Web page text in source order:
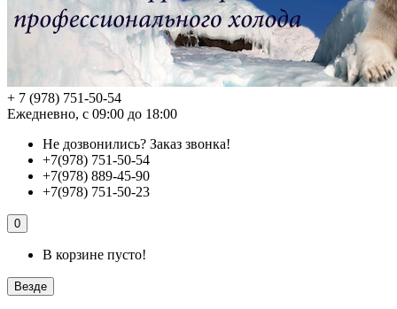
+ 7 (978) 751-50-54
Ежедневно, с 09:00 до 18:00
Не дозвонились? Заказ звонка!
+7(978) 751-50-54
+7(978) 889-45-90
+7(978) 751-50-23
0
В корзине пусто!
Везде